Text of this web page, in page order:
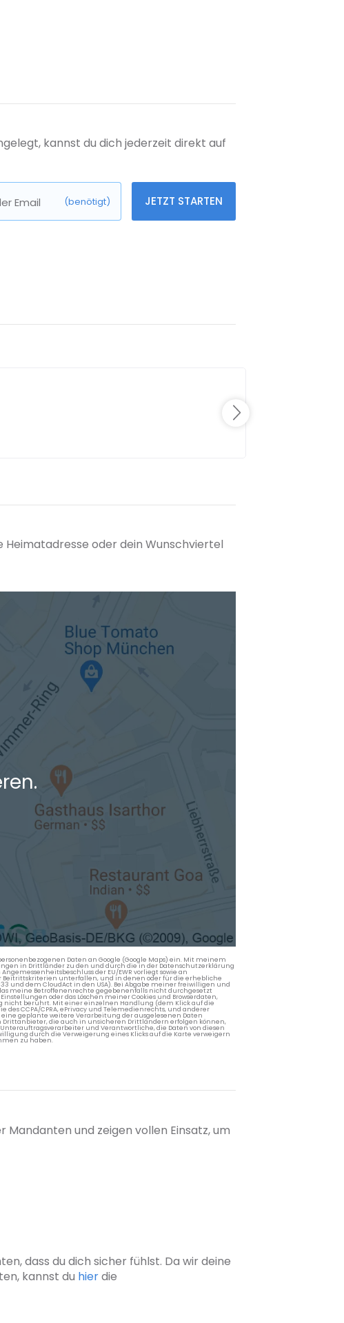
kannst du dich jederzeit direkt auf
Email (benötigt) JETZT STARTEN
oder dein Wunschviertel
Daten an Google (Google Maps) ein. Mit meinem
in Drittländer zu den und durch die in der Datenschutzerklärung
der EU/EWR vorliegt sowie an
Beitrittskriterien unterfallen, und in denen oder für die erhebliche
und dem CloudAct in den USA). Bei Abgabe meiner freiwilligen und
meine Betroffenenrechte gegebenenfalls nicht durchgesetzt
oder das Löschen meiner Cookies und Browserdaten,
nicht berührt. Mit einer einzelnen Handlung (dem Klick auf die
CCPA/CPRA, ePrivacy und Telemedienrechts, und anderer
geplante weitere Verarbeitung der ausgelesenen Daten
die auch in unsicheren Drittländern erfolgen können,
und Verantwortliche, die Daten von diesen
durch die Verweigerung eines Klicks auf die Karte verweigern
zu haben.
und zeigen vollen Einsatz, um
dass du dich sicher fühlst. Da wir deine
kannst du hierdie